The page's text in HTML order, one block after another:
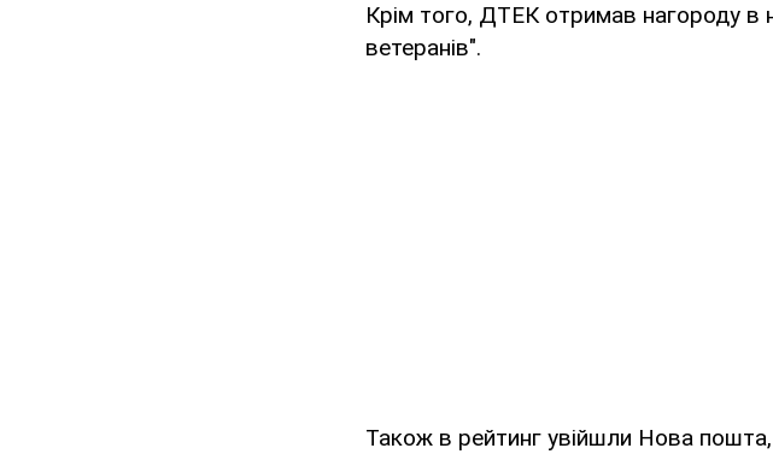
Крім того, ДТЕК отримав нагороду в
ветеранів".
Також в рейтинг увійшли Нова пошта,